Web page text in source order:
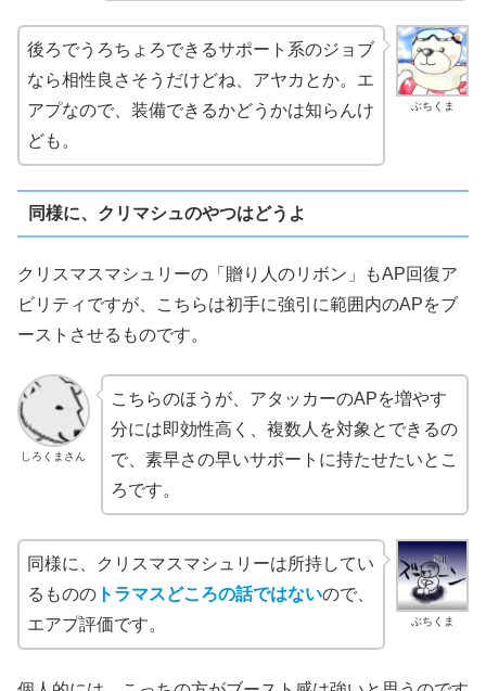
ぶちくま
後ろでうろちょろできるサポート系のジョブ
なら相性良さそうだけどね、アヤカとか。エ
アプなので、装備できるかどうかは知らんけ
ども。
同様に、クリマシュのやつはどうよ
クリスマスマシュリーの「贈り人のリボン」もAP回復ア
ビリティですが、こちらは初手に強引に範囲内のAPをブ
ーストさせるものです。
しろくまさん
こちらのほうが、アタッカーのAPを増やす
分には即効性高く、複数人を対象とできるの
で、素早さの早いサポートに持たせたいとこ
ろです。
ぶちくま
同様に、クリスマスマシュリーは所持してい
るものの トラマスどころの話ではないので、
エアプ評価です。